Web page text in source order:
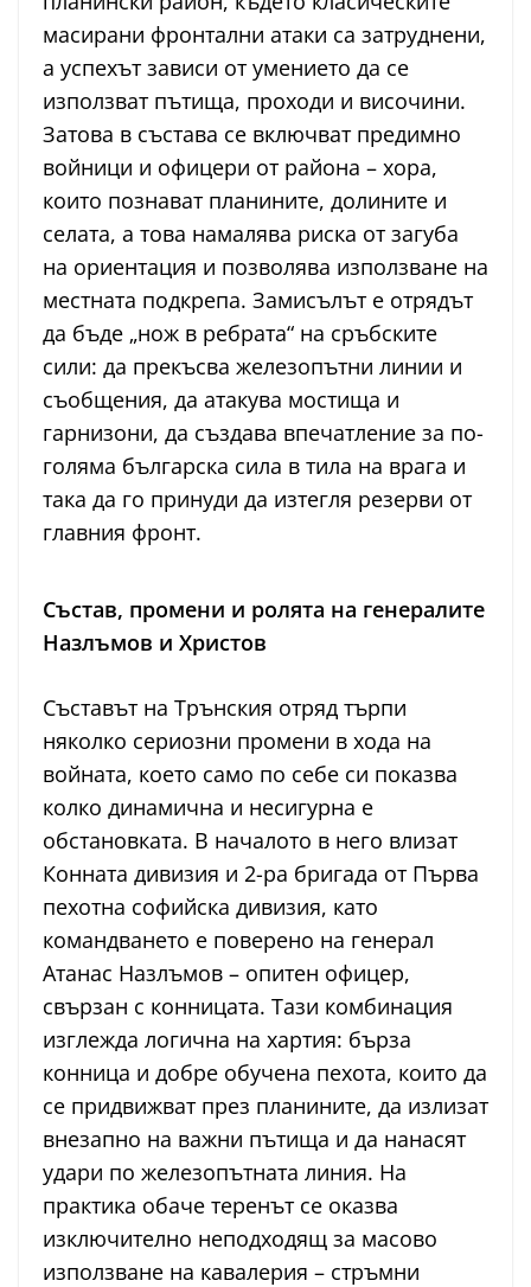
масирани фронтални атаки са затруднени,
а успехът зависи от умението да се
използват пътища, проходи и височини.
Затова в състава се включват предимно
войници и офицери от района – хора,
които познават планините, долините и
селата, а това намалява риска от загуба
на ориентация и позволява използване на
местната подкрепа. Замисълът е отрядът
да бъде „нож в ребрата“ на сръбските
сили: да прекъсва железопътни линии и
съобщения, да атакува мостища и
гарнизони, да създава впечатление за по-
голяма българска сила в тила на врага и
така да го принуди да изтегля резерви от
главния фронт.
Състав, промени и ролята на генералите
Назлъмов и Христов
Съставът на Трънския отряд търпи
няколко сериозни промени в хода на
войната, което само по себе си показва
колко динамична и несигурна е
обстановката. В началото в него влизат
Конната дивизия и 2-ра бригада от Първа
пехотна софийска дивизия, като
командването е поверено на генерал
Атанас Назлъмов – опитен офицер,
свързан с конницата. Тази комбинация
изглежда логична на хартия: бърза
конница и добре обучена пехота, които да
се придвижват през планините, да излизат
внезапно на важни пътища и да нанасят
удари по железопътната линия. На
практика обаче теренът се оказва
изключително неподходящ за масово
използване на кавалерия – стръмни